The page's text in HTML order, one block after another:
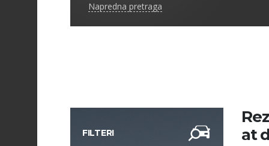
Napredna pretraga
FILTERI
at